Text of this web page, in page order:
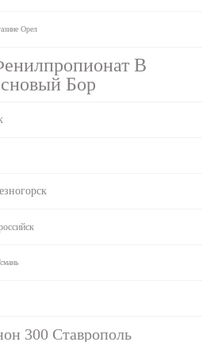
Орел
В
Бор
300 Ставрополь